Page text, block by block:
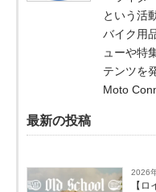
という活
バイク用
ューや特
テンツを
Moto
最新の投稿
2026
【